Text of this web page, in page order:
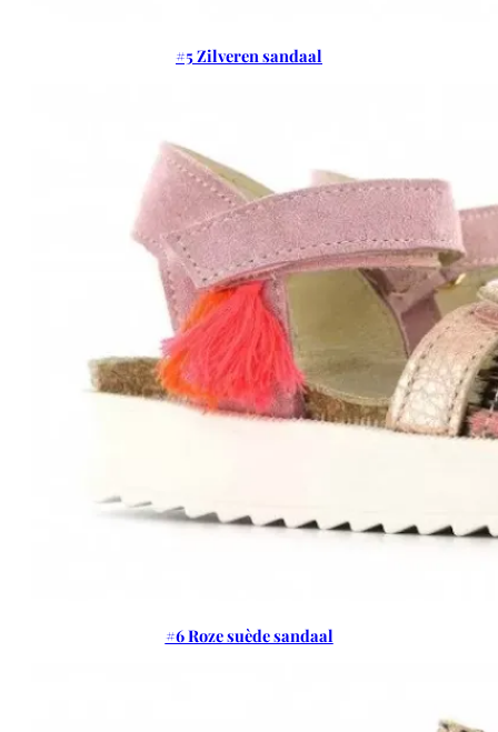
#5 Zilveren sandaal
#6 Roze suède sandaal